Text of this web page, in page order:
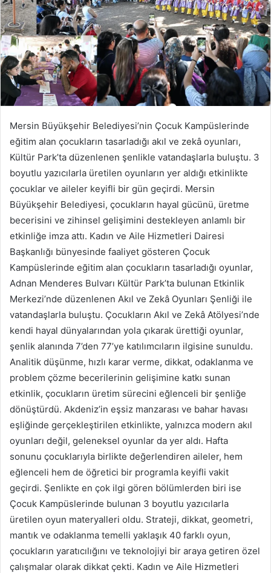
Mersin Büyükşehir Belediyesi’nin Çocuk Kampüslerinde
eğitim alan çocukların tasarladığı akıl ve zekâ oyunları,
Kültür Park’ta düzenlenen şenlikle vatandaşlarla buluştu. 3
boyutlu yazıcılarla üretilen oyunların yer aldığı etkinlikte
çocuklar ve aileler keyifli bir gün geçirdi. Mersin
Büyükşehir Belediyesi, çocukların hayal gücünü, üretme
becerisini ve zihinsel gelişimini destekleyen anlamlı bir
etkinliğe imza attı. Kadın ve Aile Hizmetleri Dairesi
Başkanlığı bünyesinde faaliyet gösteren Çocuk
Kampüslerinde eğitim alan çocukların tasarladığı oyunlar,
Adnan Menderes Bulvarı Kültür Park’ta bulunan Etkinlik
Merkezi’nde düzenlenen Akıl ve Zekâ Oyunları Şenliği ile
vatandaşlarla buluştu. Çocukların Akıl ve Zekâ Atölyesi’nde
kendi hayal dünyalarından yola çıkarak ürettiği oyunlar,
şenlik alanında 7’den 77’ye katılımcıların ilgisine sunuldu.
Analitik düşünme, hızlı karar verme, dikkat, odaklanma ve
problem çözme becerilerinin gelişimine katkı sunan
etkinlik, çocukların üretim sürecini eğlenceli bir şenliğe
dönüştürdü. Akdeniz’in eşsiz manzarası ve bahar havası
eşliğinde gerçekleştirilen etkinlikte, yalnızca modern akıl
oyunları değil, geleneksel oyunlar da yer aldı. Hafta
sonunu çocuklarıyla birlikte değerlendiren aileler, hem
eğlenceli hem de öğretici bir programla keyifli vakit
geçirdi. Şenlikte en çok ilgi gören bölümlerden biri ise
Çocuk Kampüslerinde bulunan 3 boyutlu yazıcılarla
üretilen oyun materyalleri oldu. Strateji, dikkat, geometri,
mantık ve odaklanma temelli yaklaşık 40 farklı oyun,
çocukların yaratıcılığını ve teknolojiyi bir araya getiren özel
çalışmalar olarak dikkat çekti. Kadın ve Aile Hizmetleri